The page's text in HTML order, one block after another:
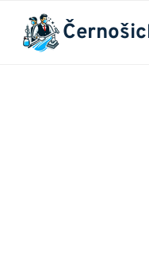
Přeskočit
obsah